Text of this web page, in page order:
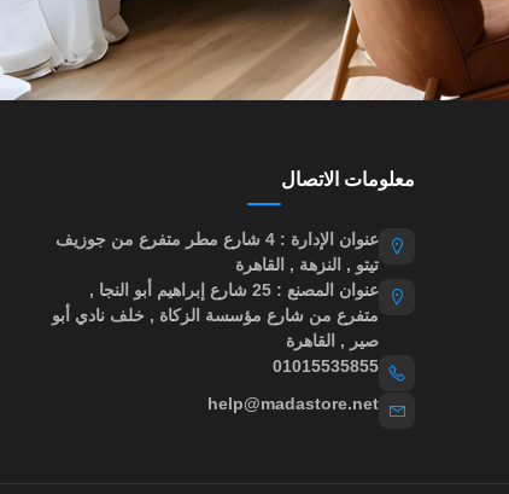
معلومات الاتصال
عنوان الإدارة : 4 شارع مطر متفرع من جوزيف
تيتو , النزهة , القاهرة
عنوان المصنع : 25 شارع إبراهيم أبو النجا ,
متفرع من شارع مؤسسة الزكاة , خلف نادي أبو
صير , القاهرة
01015535855
help@madastore.net